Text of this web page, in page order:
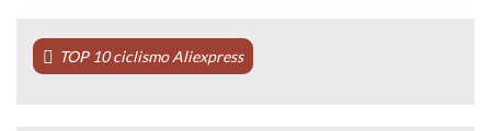
TOP 10 ciclismo Aliexpress